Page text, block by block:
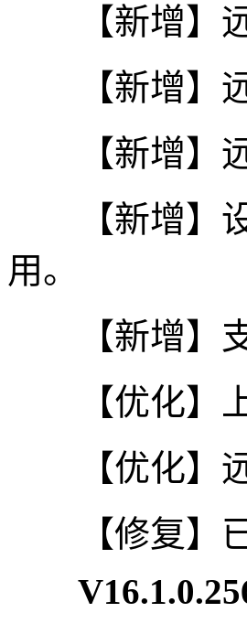
【新增】远
【新增】远
【新增】远
【新增】设
用。
【新增】支
【优化】上
【优化】远
【修复】已